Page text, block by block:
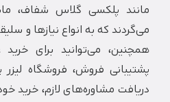
پلکسی گلاس شفاف، مات، رنگی
که به انواع نیازها و سلیقه‌ها
می‌توانید برای خرید عمده
فروش، فروشگاه لیزر پلکس
مشاوره‌های لازم، خرید خود را ثبت